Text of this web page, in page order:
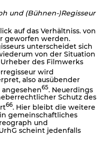
und (Bühnen-)Regisseur
auf das Verhältniss. von
geworfen werden.
unterscheidet sich
von der Situation
des Filmwerks
wird
also ausübender
angesehen65. Neuerdings
Schutz des
66. Hier bleibt die weitere
gemeinschaftliches
und
scheint jedenfalls